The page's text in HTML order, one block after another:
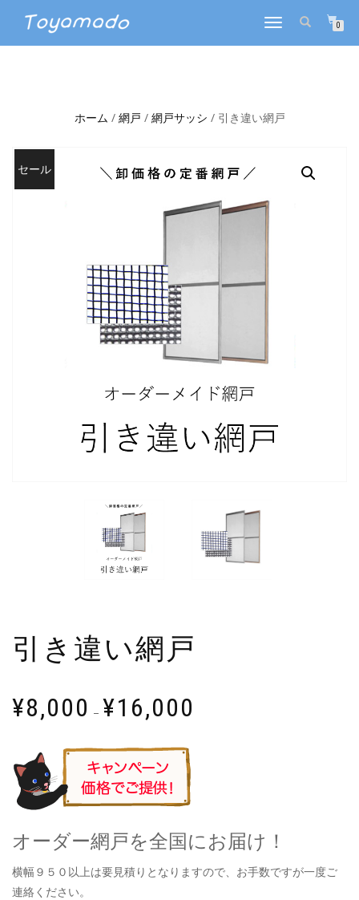
ナ
ン
0
ホーム / 網戸 / 網戸サッシ / 引き違い網戸
セール
引き違い網戸
¥8,000 – ¥16,000
オーダー網戸を全国にお届け！
横幅９５０以上は要見積りとなりますので、お手数ですが一度ご
連絡ください。